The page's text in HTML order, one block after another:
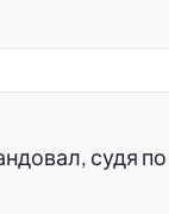
судя